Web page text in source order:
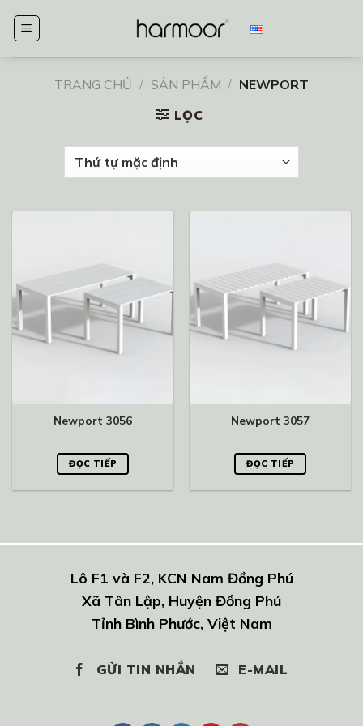
đến
TRANG CHỦ / SẢN PHẨM / NEWPORT
LỌC
Newport 3056
ĐỌC TIẾP
Newport 3057
ĐỌC TIẾP
Lô F1 và F2, KCN Nam Đồng Phú
Xã Tân Lập, Huyện Đồng Phú
Tỉnh Bình Phước, Việt Nam
GỬI TIN NHẮN E-MAIL